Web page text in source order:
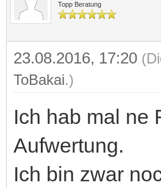
Topp Beratung
23.08.2016, 17:20
ToBakai.)
Ich hab mal ne
Aufwertung.
Ich bin zwar